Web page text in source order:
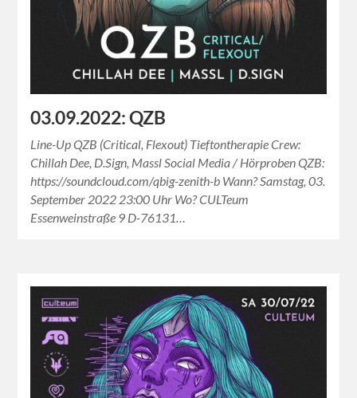
03.09.2022: QZB
Line-Up QZB (Critical, Flexout) Tieftontherapie Crew:
Chillah Dee, D.Sign, Massl Social Media / Hörproben QZB:
https://soundcloud.com/qbig-zenith-b Wann? Samstag, 03.
September 2022 23:00 Uhr Wo? CULTeum
Essenweinstraße 9 D-76131…